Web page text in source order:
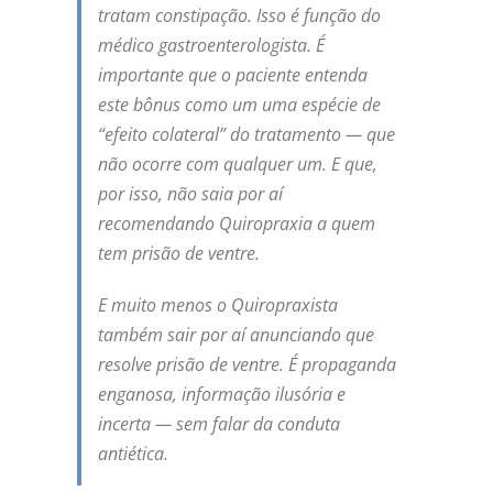
tratam constipação. Isso é função do
médico gastroenterologista. É
importante que o paciente entenda
este bônus como um uma espécie de
“efeito colateral” do tratamento — que
não ocorre com qualquer um. E que,
por isso, não saia por aí
recomendando Quiropraxia a quem
tem prisão de ventre.
E muito menos o Quiropraxista
também sair por aí anunciando que
resolve prisão de ventre. É propaganda
enganosa, informação ilusória e
incerta — sem falar da conduta
antiética.